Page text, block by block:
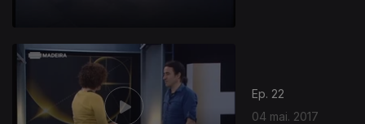
Ep. 22
04 mai. 2017